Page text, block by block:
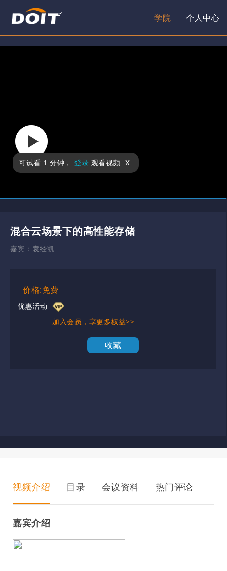
学院 个人中心
可试看 1 分钟 ， 登录 观看视频 x
混合云场景下的高性能存储
嘉宾： 袁经凯
价格:免费
优惠活动
加入会员，享更多权益>>
收藏
视频介绍 目录 会议资料 热门评论
嘉宾介绍